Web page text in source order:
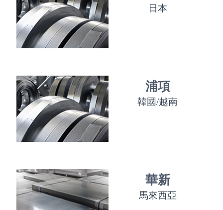
日本
浦項
韓國/越南
華新
馬來西亞